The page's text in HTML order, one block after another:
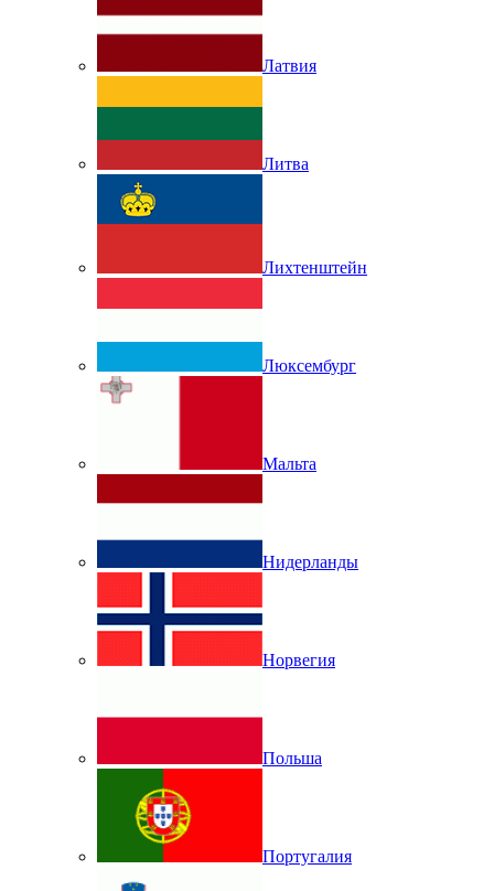
Латвия
Литва
Лихтенштейн
Люксембург
Мальта
Нидерланды
Норвегия
Польша
Португалия